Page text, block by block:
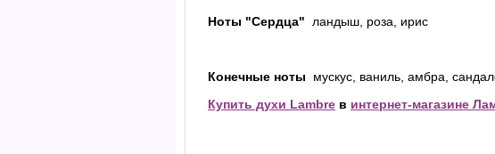
Ноты "Сердца" ландыш, роза, ирис
Конечные ноты мускус, ваниль, амбра,
Купить духи Lambre в интернет-магазине